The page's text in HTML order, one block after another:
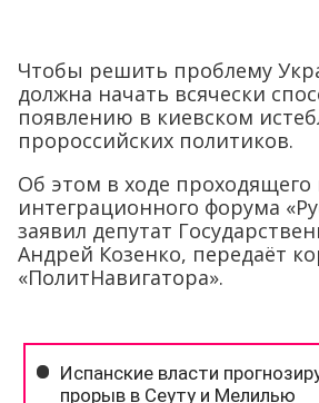
Чтобы решить проблему
должна начать всячески
появлению в киевском
пророссийских политиков.
Об этом в ходе проходящего
интеграционного форума
заявил депутат
Андрей Козенко, передаёт
«ПолитНавигатора».